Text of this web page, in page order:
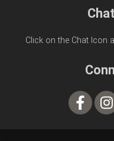
Click on the Chat Icon